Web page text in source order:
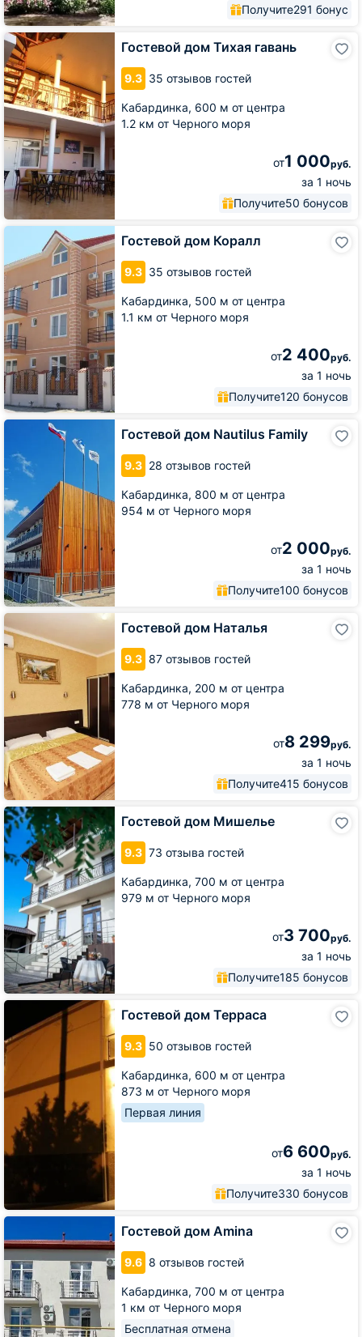
Получите291 бонус
Гостевой дом Тихая гавань
9.3 35 отзывов гостей
Кабардинка, 600 м от центра
1.2 км от Черного моря
от1 000руб.
за 1 ночь
Получите50 бонусов
Гостевой
дом
Тихая
гавань
Гостевой дом Коралл
9.3 35 отзывов гостей
Кабардинка, 500 м от центра
1.1 км от Черного моря
от2 400руб.
за 1 ночь
Получите120 бонусов
Гостевой
Коралл
Гостевой дом Nautilus Family
9.3 28 отзывов гостей
Кабардинка, 800 м от центра
954 м от Черного моря
от2 000руб.
за 1 ночь
Получите100 бонусов
Гостевой
Nautilus
Family
Гостевой дом Наталья
9.3 87 отзывов гостей
Кабардинка, 200 м от центра
778 м от Черного моря
от8 299руб.
за 1 ночь
Получите415 бонусов
Гостевой
дом
Наталья
Гостевой дом Мишелье
9.3 73 отзыва гостей
Кабардинка, 700 м от центра
979 м от Черного моря
от3 700руб.
за 1 ночь
Получите185 бонусов
Гостевой
дом
Мишелье
Гостевой дом Терраса
9.3 50 отзывов гостей
Кабардинка, 600 м от центра
873 м от Черного моря
Первая линия
от6 600руб.
за 1 ночь
Получите330 бонусов
Гостевой
Терраса
Гостевой дом Amina
9.6 8 отзывов гостей
Кабардинка, 700 м от центра
1 км от Черного моря
Бесплатная отмена
Гостевой
дом
Amina